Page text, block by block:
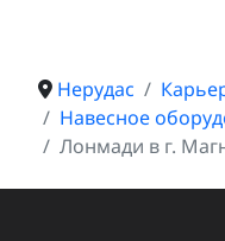
Нерудас
Навесное
Лонмади в г.